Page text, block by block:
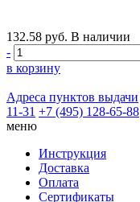
132.58 руб. В наличии
-
в корзину
Адреса пунктов выдачи
11-31 +7 (495) 128-65-88
меню
Инструкция
Доставка
Оплата
Сертификаты